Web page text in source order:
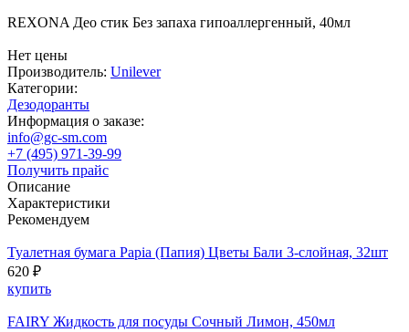
REXONA Део стик Без запаха гипоаллергенный, 40мл
Нет цены
Производитель: Unilever
Категории:
Дезодоранты
Информация о заказе:
info@gc-sm.com
+7 (495) 971-39-99
Получить прайс
Описание
Характеристики
Рекомендуем
Туалетная бумага Papia (Папия) Цветы Бали 3-слойная, 32шт
620 ₽
купить
FAIRY Жидкость для посуды Сочный Лимон, 450мл